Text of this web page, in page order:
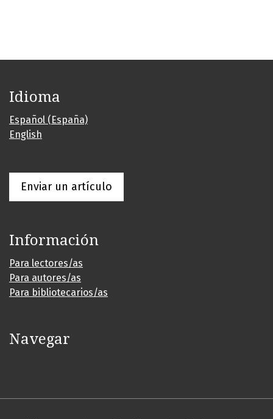
Idioma
Español (España)
English
Enviar un artículo
Información
Para lectores/as
Para autores/as
Para bibliotecarios/as
Navegar